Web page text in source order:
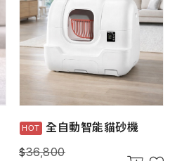
全自動智能貓砂機
$36,800